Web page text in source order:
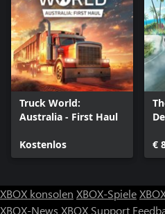
Truck World:
Australia - First Haul
Kostenlos €
XBOX konsolen XBOX-Spiele
XBOX-News XBOX Support